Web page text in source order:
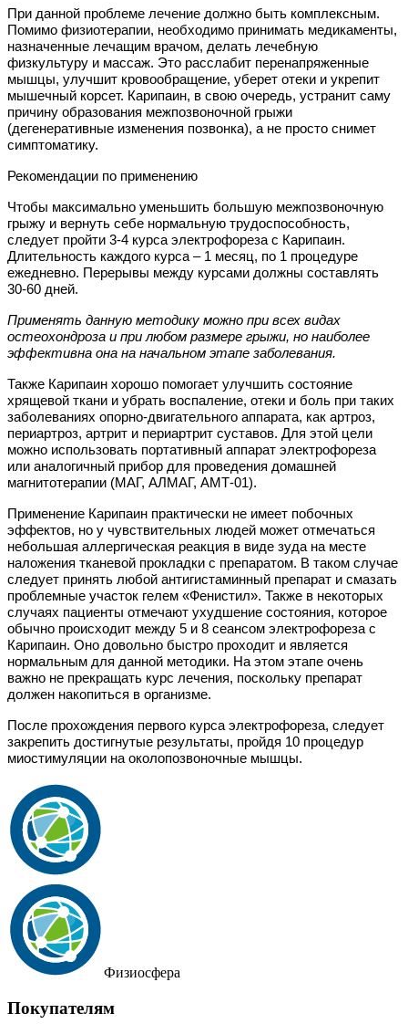
При данной проблеме лечение должно быть комплексным.
Помимо физиотерапии, необходимо принимать медикаменты,
назначенные лечащим врачом, делать лечебную
физкультуру и массаж. Это расслабит перенапряженные
мышцы, улучшит кровообращение, уберет отеки и укрепит
мышечный корсет. Карипаин, в свою очередь, устранит саму
причину образования межпозвоночной грыжи
(дегенеративные изменения позвонка), а не просто снимет
симптоматику.
Рекомендации по применению
Чтобы максимально уменьшить большую межпозвоночную
грыжу и вернуть себе нормальную трудоспособность,
следует пройти 3-4 курса электрофореза с Карипаин.
Длительность каждого курса – 1 месяц, по 1 процедуре
ежедневно. Перерывы между курсами должны составлять
30-60 дней.
Применять данную методику можно при всех видах
остеохондроза и при любом размере грыжи, но наиболее
эффективна она на начальном этапе заболевания.
Также Карипаин хорошо помогает улучшить состояние
хрящевой ткани и убрать воспаление, отеки и боль при таких
заболеваниях опорно-двигательного аппарата, как артроз,
периартроз, артрит и периартрит суставов. Для этой цели
можно использовать портативный аппарат электрофореза
или аналогичный прибор для проведения домашней
магнитотерапии (МАГ, АЛМАГ, АМТ-01).
Применение Карипаин практически не имеет побочных
эффектов, но у чувствительных людей может отмечаться
небольшая аллергическая реакция в виде зуда на месте
наложения тканевой прокладки с препаратом. В таком случае
следует принять любой антигистаминный препарат и смазать
проблемные участок гелем «Фенистил». Также в некоторых
случаях пациенты отмечают ухудшение состояния, которое
обычно происходит между 5 и 8 сеансом электрофореза с
Карипаин. Оно довольно быстро проходит и является
нормальным для данной методики. На этом этапе очень
важно не прекращать курс лечения, поскольку препарат
должен накопиться в организме.
После прохождения первого курса электрофореза, следует
закрепить достигнутые результаты, пройдя 10 процедур
миостимуляции на околопозвоночные мышцы.
Физиосфера
Покупателям